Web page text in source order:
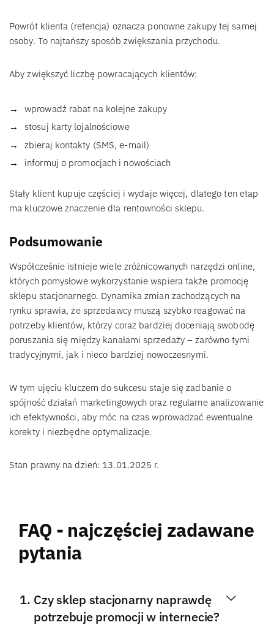
Powrót klienta (retencja) oznacza ponowne zakupy tej samej
osoby. To najtańszy sposób zwiększania przychodu.
Aby zwiększyć liczbę powracających klientów:
wprowadź rabat na kolejne zakupy
stosuj karty lojalnościowe
zbieraj kontakty (SMS, e-mail)
informuj o promocjach i nowościach
Stały klient kupuje częściej i wydaje więcej, dlatego ten etap
ma kluczowe znaczenie dla rentowności sklepu.
Podsumowanie
Współcześnie istnieje wiele zróżnicowanych narzędzi online,
których pomysłowe wykorzystanie wspiera także promocję
sklepu stacjonarnego. Dynamika zmian zachodzących na
rynku sprawia, że sprzedawcy muszą szybko reagować na
potrzeby klientów, którzy coraz bardziej doceniają swobodę
poruszania się między kanałami sprzedaży – zarówno tymi
tradycyjnymi, jak i nieco bardziej nowoczesnymi.
W tym ujęciu kluczem do sukcesu staje się zadbanie o
spójność działań marketingowych oraz regularne analizowanie
ich efektywności, aby móc na czas wprowadzać ewentualne
korekty i niezbędne optymalizacje.
Stan prawny na dzień: 13.01.2025 r.
FAQ - najczęściej zadawane
pytania
Czy sklep stacjonarny naprawdę
potrzebuje promocji w internecie?